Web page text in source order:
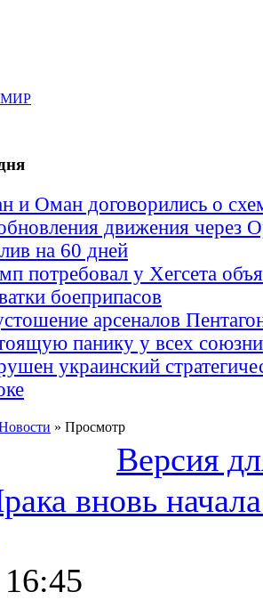
и Оман договорились о
движения через
на 60 дней
потребовал у Хегсета
боеприпасов
арсеналов
панику у всех
украинский
» Просмотр
Версия
вновь